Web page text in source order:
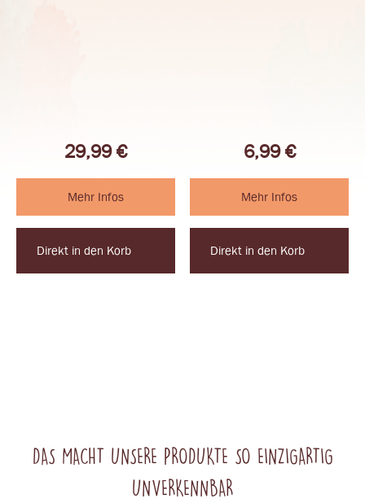
29,99€
Mehr Infos
Direkt in den Korb
6,99€
Mehr Infos
Direkt in den Korb
DAS MACHT UNSERE PRODUKTE SO EINZIGARTIG
UNVERKENNBAR